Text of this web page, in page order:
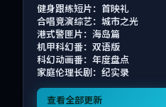
健身跟练短片：首映礼
合唱竞演综艺：城市之光
港式警匪片：海岛篇
机甲科幻番：双语版
科幻动画番：年度盘点
家庭伦理长剧：纪实录
查看全部更新